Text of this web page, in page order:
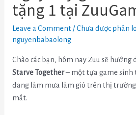
tặng 1 tại
Leave a Comment /Chưa được phân
nguyenbabaolong
Chào các bạn, hôm nay Zuu sẽ hướng
Starve Together– một tựa game sinh
đang làm mưa làm gió trên thị
mắt.